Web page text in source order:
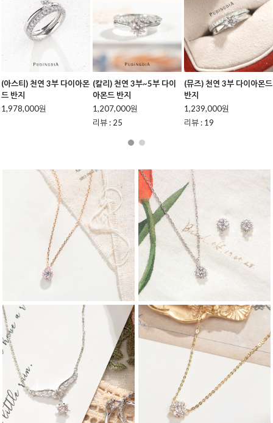
(뮤즈) 천연 3부 다이아몬드
반지
1,239,000원
(아벨라) 천연 3부 다이아몬
드 반지
1,165,000원
리뷰 : 1
(마테라) 천연 3부 다이아
드 반지
1,110,000원
리뷰 : 2